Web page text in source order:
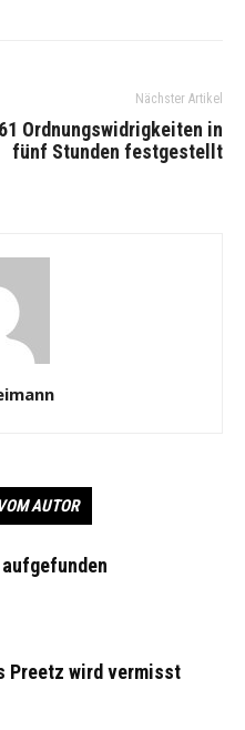
Nächster Artikel
61 Ordnungswidrigkeiten in
fünf Stunden festgestellt
AUTOR
Preetz wird vermisst